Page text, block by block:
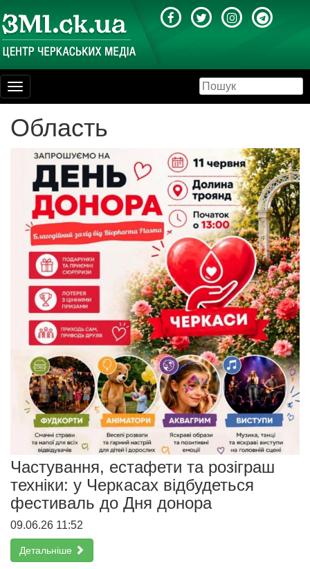
Toggle
navigation
Область
Частування, естафети та розіграш
техніки: у Черкасах відбудеться
фестиваль до Дня донора
09.06.26 11:52
Детальніше